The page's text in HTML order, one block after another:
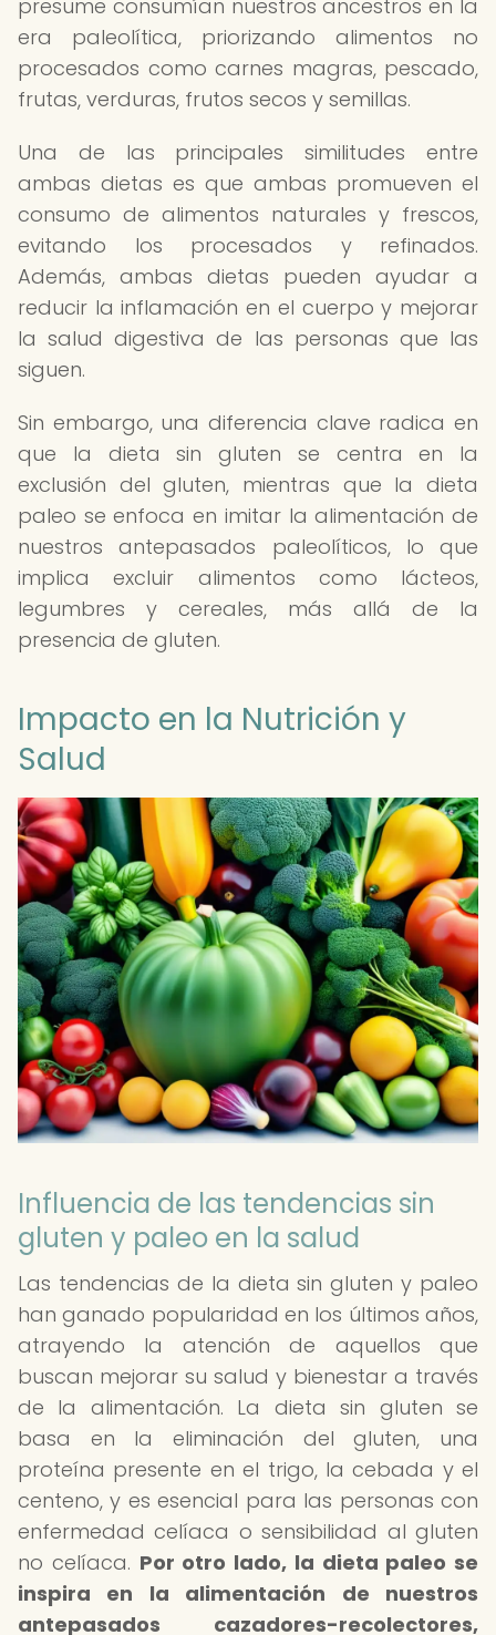
presume consumían nuestros ancestros en la
era paleolítica, priorizando alimentos no
procesados como carnes magras, pescado,
frutas, verduras, frutos secos y semillas.
Una de las principales similitudes entre
ambas dietas es que ambas promueven el
consumo de alimentos naturales y frescos,
evitando los procesados y refinados.
Además, ambas dietas pueden ayudar a
reducir la inflamación en el cuerpo y mejorar
la salud digestiva de las personas que las
siguen.
Sin embargo, una diferencia clave radica en
que la dieta sin gluten se centra en la
exclusión del gluten, mientras que la dieta
paleo se enfoca en imitar la alimentación de
nuestros antepasados paleolíticos, lo que
implica excluir alimentos como lácteos,
legumbres y cereales, más allá de la
presencia de gluten.
Impacto en la Nutrición y
Salud
Influencia de las tendencias sin
gluten y paleo en la salud
Las tendencias de la dieta sin gluten y paleo
han ganado popularidad en los últimos años,
atrayendo la atención de aquellos que
buscan mejorar su salud y bienestar a través
de la alimentación. La dieta sin gluten se
basa en la eliminación del gluten, una
proteína presente en el trigo, la cebada y el
centeno, y es esencial para las personas con
enfermedad celíaca o sensibilidad al gluten
no celíaca. Por otro lado, la dieta paleo se
inspira en la alimentación de nuestros
antepasados cazadores-recolectores,